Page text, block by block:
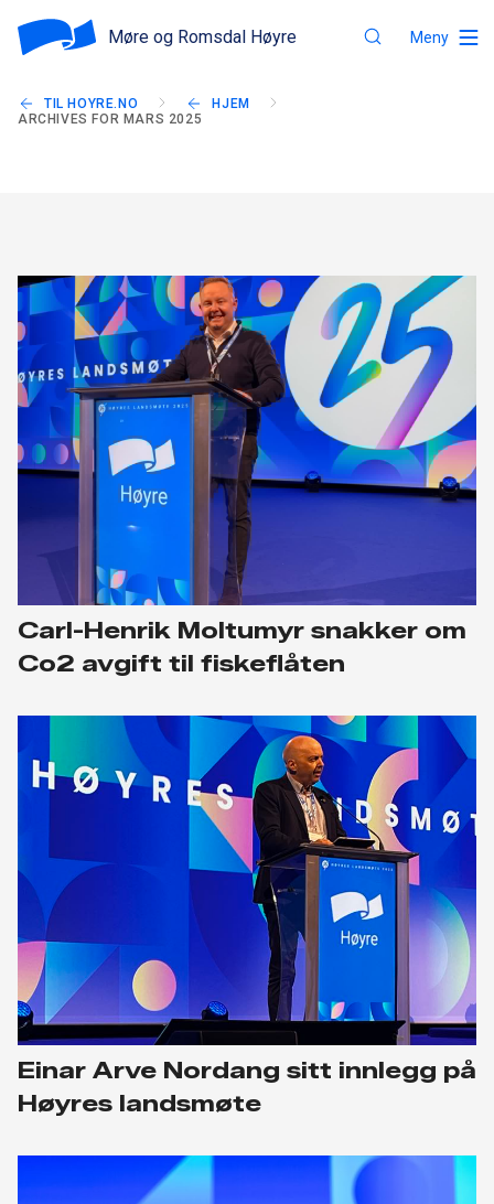
Møre og Romsdal Høyre Meny
TIL HOYRE.NO
HJEM
ARCHIVES FOR MARS 2025
Carl-Henrik Moltumyr snakker om
Co2 avgift til fiskeflåten
Einar Arve Nordang sitt innlegg på
Høyres landsmøte